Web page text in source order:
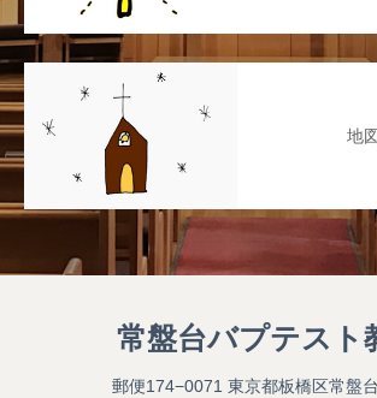
地
常盤台バプテスト
郵便174−0071 東京都板橋区常盤